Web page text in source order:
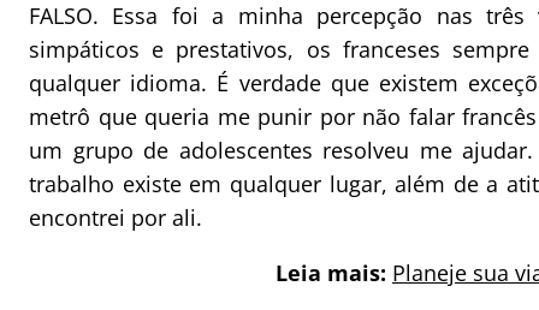
FALSO. Essa foi a minha percepção nas
simpáticos e prestativos, os franceses
qualquer idioma. É verdade que existem
metrô que queria me punir por não falar
um grupo de adolescentes resolveu me
trabalho existe em qualquer lugar, além de a
encontrei por ali.
Leia mais: Planeje sua